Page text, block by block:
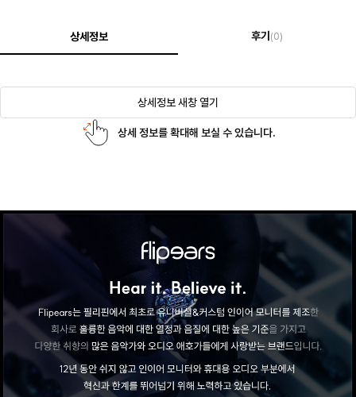
상세정보 후기 (0)
상세정보 새창 열기
상세 정보를 확대해 보실 수 있습니다.